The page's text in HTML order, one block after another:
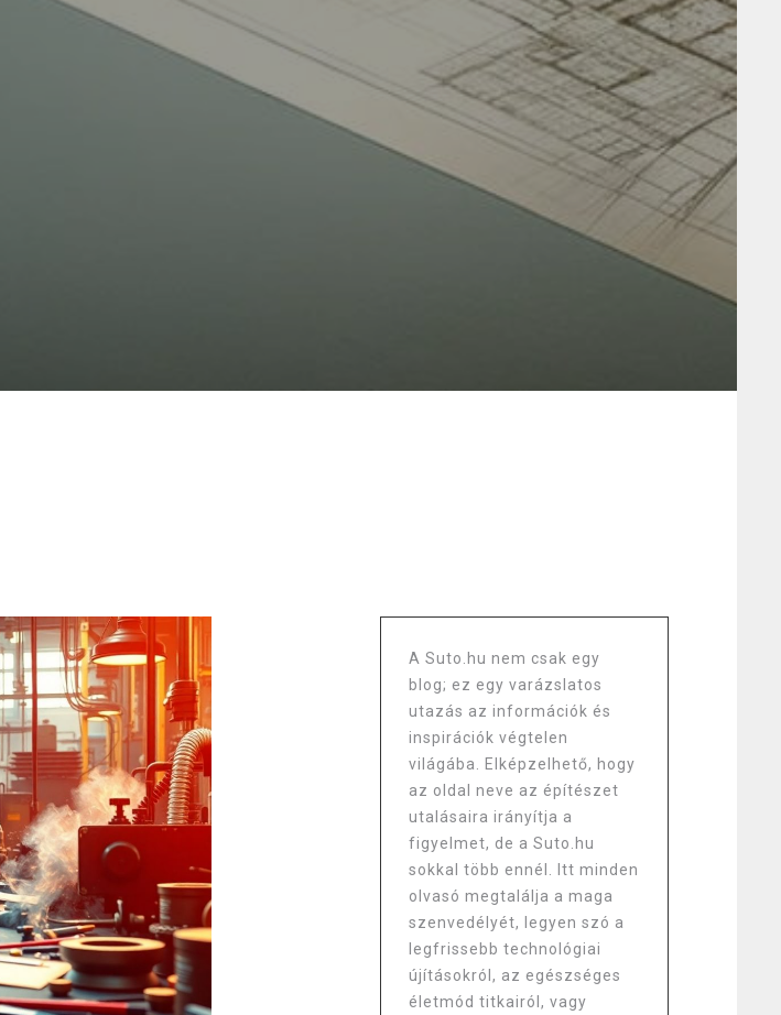
A Suto.hu nem csak egy
blog; ez egy varázslatos
utazás az információk és
inspirációk végtelen
világába. Elképzelhető, hogy
az oldal neve az építészet
utalásaira irányítja a
figyelmet, de a Suto.hu
sokkal több ennél. Itt minden
olvasó megtalálja a maga
szenvedélyét, legyen szó a
legfrissebb technológiai
újításokról, az egészséges
életmód titkairól, vagy